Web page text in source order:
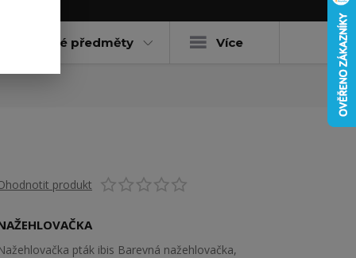
Dárkové předměty Více
produkt
pták ibis Barevná nažehlovačka,